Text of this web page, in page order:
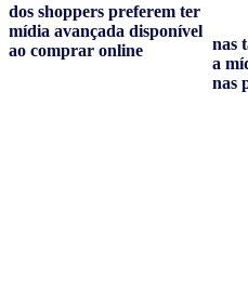
dos shoppers preferem ter
mídia avançada disponível
ao comprar online
nas
a
nas